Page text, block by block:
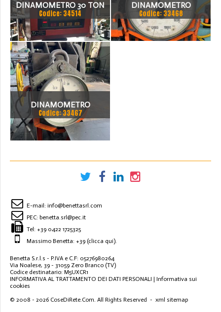
DINAMOMETRO 30 TON
Codice: 34514
DINAMOMETRO
MICROMEGA PER
CARROPONTE
Codice: 33468
DINAMOMETRO
MICROMEGA PER
CARROPONTE
Codice: 33467
E-mail: info@benettasrl.com
PEC: benetta.srl@pec.it
Tel: +39 0422 1725325
Massimo Benetta: +39 (clicca qui).
Benetta S.r.l.s - P.IVA e C.F: 05276980264
Via Noalese, 39 - 31059 Zero Branco (TV)
Codice destinatario: M5UXCR1
INFORMATIVA AL TRATTAMENTO DEI DATI PERSONALI | Informativa sui
cookies
© 2008 - 2026 CoseDiRete.Com. All Rights Reserved - xml sitemap